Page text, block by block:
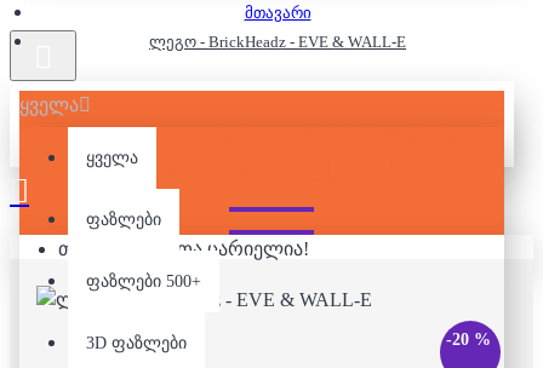
ყველა
ყველა
ფაზლები
ფაზლები 500+
3D ფაზლები
თქვენი კალათა ცარიელია!
მთავარი
ლეგო - BrickHeadz - EVE & WALL-E
ᲚᲔᲒᲝ - BRICKHEADZ -
EVE & WALL-E
-20 %